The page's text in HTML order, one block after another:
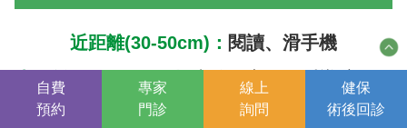
近距離(30-50cm)： 閱讀、滑手機
中距離(50-80cm)：
打麻將、烹飪、看導航、用
自費
預約
專家
門診
線上
詢問
健保
術後回診